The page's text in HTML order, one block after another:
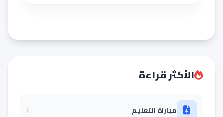
الأكثر قراءة
مباراة التعليم